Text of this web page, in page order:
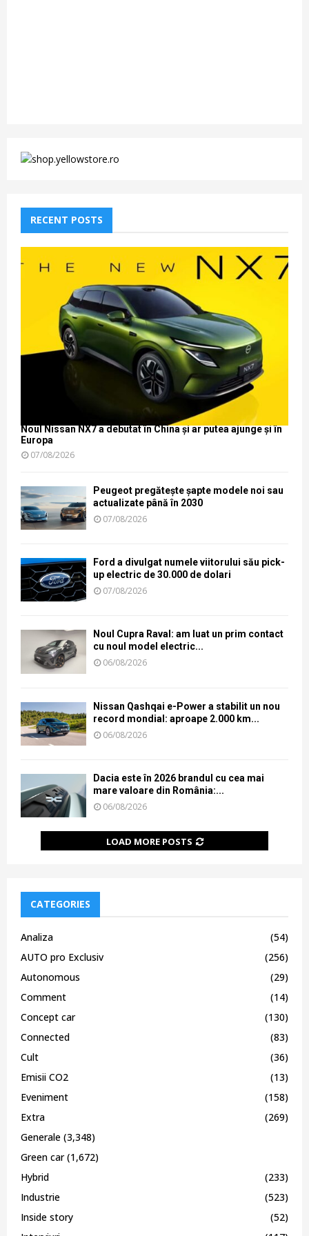
RECENT POSTS
Noul Nissan NX7 a debutat în China și ar putea ajunge și în
Europa
07/08/2026
Peugeot pregătește șapte modele noi sau
actualizate până în 2030
07/08/2026
Ford a divulgat numele viitorului său pick-
up electric de 30.000 de dolari
07/08/2026
Noul Cupra Raval: am luat un prim contact
cu noul model electric...
06/08/2026
Nissan Qashqai e-Power a stabilit un nou
record mondial: aproape 2.000 km...
06/08/2026
Dacia este în 2026 brandul cu cea mai
mare valoare din România:...
06/08/2026
LOAD MORE POSTS
CATEGORIES
Analiza
(54)
AUTO pro Exclusiv
(256)
Autonomous
(29)
Comment
(14)
Concept car
(130)
Connected
(83)
Cult
(36)
Emisii CO2
(13)
Eveniment
(158)
Extra
(269)
Generale (3,348)
Green car(1,672)
Hybrid
(233)
Industrie
(523)
Inside story
(52)